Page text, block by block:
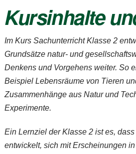
Kursinhalte
Im Kurs Sachunterricht Klasse 2
Grundsätze natur- und
Denkens und Vorgehens weiter. So
Beispiel Lebensräume von Tieren
Zusammenhänge aus Natur und
Experimente.
Ein Lernziel der Klasse 2 ist es,
entwickelt, sich mit Erscheinungen